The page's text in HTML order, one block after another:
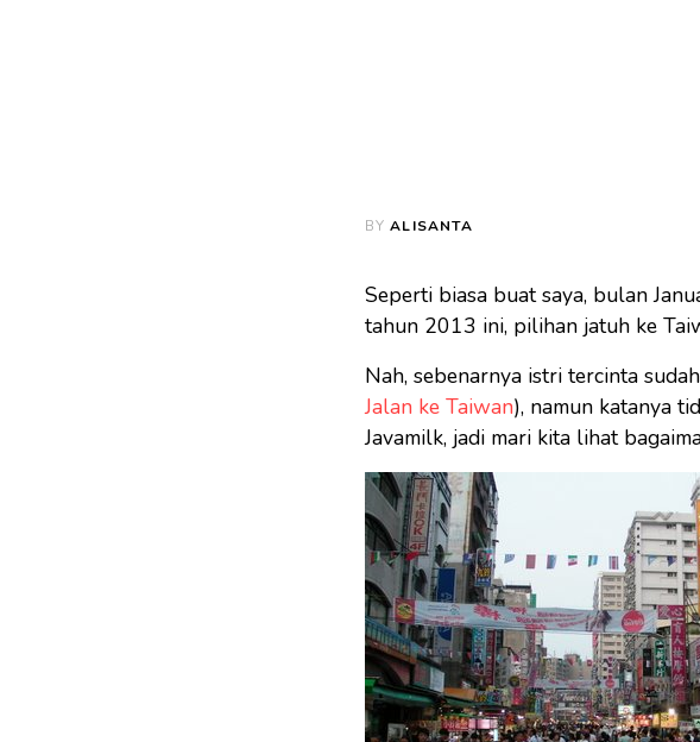
BY ALISANTA
Seperti biasa buat saya, bulan
tahun 2013 ini, pilihan jatuh ke
Nah, sebenarnya istri tercinta
Jalan ke Taiwan), namun katanya
Javamilk, jadi mari kita lihat